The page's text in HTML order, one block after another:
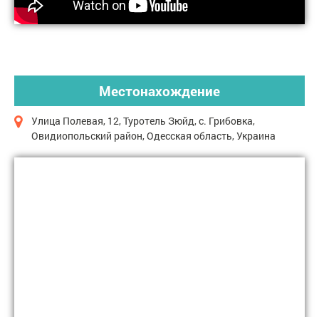
Местонахождение
Улица Полевая, 12, Туротель Зюйд, с. Грибовка,
Овидиопольский район, Одесская область, Украина